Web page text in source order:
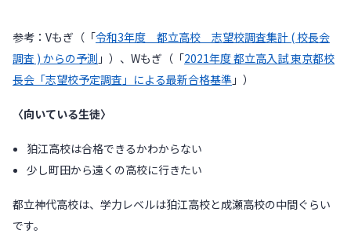
参考：Vもぎ（「令和3年度 都立高校 志望校調査集計 ( 校長会
調査 ) からの予測 」）、Wもぎ（「2021年度 都立高入試 東京都校
長会「志望校予定調査」による最新合格基準 」）
〈向いている生徒〉
狛江高校は合格できるかわからない
少し町田から遠くの高校に行きたい
都立神代高校は、学力レベルは狛江高校と成瀬高校の中間ぐらい
です。